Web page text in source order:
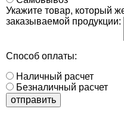
Укажите товар, который
заказываемой продукции:
Способ оплаты:
Наличный расчет
Безналичный расчет
отправить